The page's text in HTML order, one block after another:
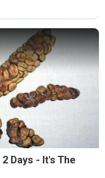
Days - It's The